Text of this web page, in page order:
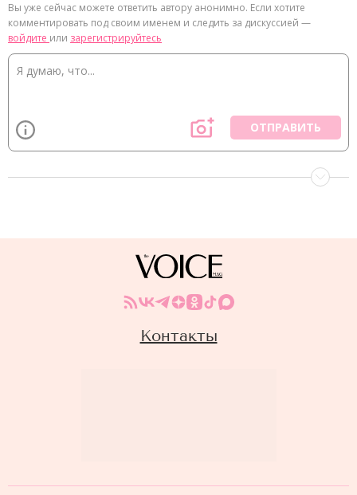
Вы уже сейчас можете ответить автору анонимно. Если хотите
комментировать под своим именем и следить за дискуссией —
войдите или зарегистрируйтесь
ОТПРАВИТЬ
Контакты